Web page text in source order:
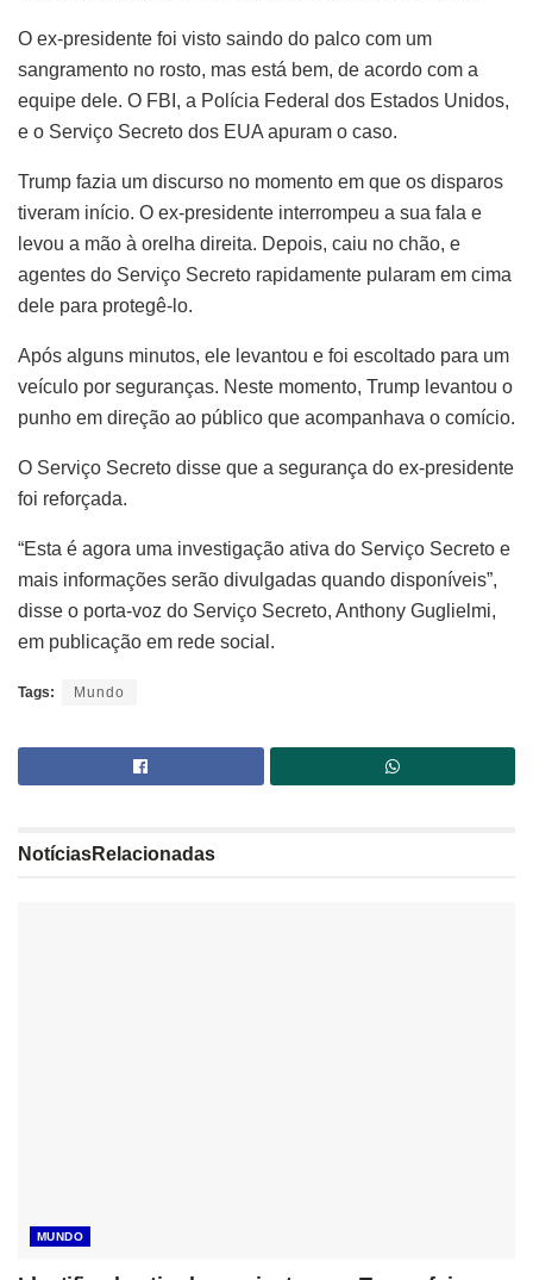
O ex-presidente foi visto saindo do palco com um
sangramento no rosto, mas está bem, de acordo com a
equipe dele. O FBI, a Polícia Federal dos Estados Unidos,
e o Serviço Secreto dos EUA apuram o caso.
Trump fazia um discurso no momento em que os disparos
tiveram início. O ex-presidente interrompeu a sua fala e
levou a mão à orelha direita. Depois, caiu no chão, e
agentes do Serviço Secreto rapidamente pularam em cima
dele para protegê-lo.
Após alguns minutos, ele levantou e foi escoltado para um
veículo por seguranças. Neste momento, Trump levantou o
punho em direção ao público que acompanhava o comício.
O Serviço Secreto disse que a segurança do ex-presidente
foi reforçada.
“Esta é agora uma investigação ativa do Serviço Secreto e
mais informações serão divulgadas quando disponíveis”,
disse o porta-voz do Serviço Secreto, Anthony Guglielmi,
em publicação em rede social.
Tags: Mundo
NotíciasRelacionadas
MUNDO